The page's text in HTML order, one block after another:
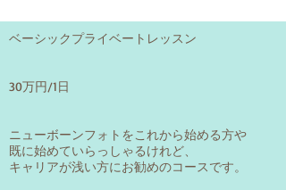
ベーシックプライベートレッスン
30万円/1日
ニューボーンフォトをこれから始める方や
既に始めていらっしゃるけれど、
キャリアが浅い方にお勧めのコースです。